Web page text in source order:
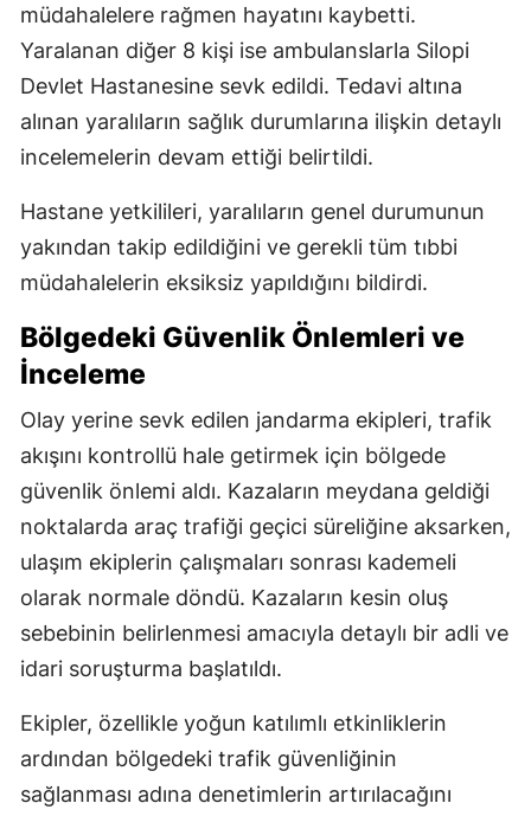
müdahalelere rağmen hayatını kaybetti.
Yaralanan diğer 8 kişi ise ambulanslarla Silopi
Devlet Hastanesine sevk edildi. Tedavi altına
alınan yaralıların sağlık durumlarına ilişkin detaylı
incelemelerin devam ettiği belirtildi.
Hastane yetkilileri, yaralıların genel durumunun
yakından takip edildiğini ve gerekli tüm tıbbi
müdahalelerin eksiksiz yapıldığını bildirdi.
Bölgedeki Güvenlik Önlemleri ve
İnceleme
Olay yerine sevk edilen jandarma ekipleri, trafik
akışını kontrollü hale getirmek için bölgede
güvenlik önlemi aldı. Kazaların meydana geldiği
noktalarda araç trafiği geçici süreliğine aksarken,
ulaşım ekiplerin çalışmaları sonrası kademeli
olarak normale döndü. Kazaların kesin oluş
sebebinin belirlenmesi amacıyla detaylı bir adli ve
idari soruşturma başlatıldı.
Ekipler, özellikle yoğun katılımlı etkinliklerin
ardından bölgedeki trafik güvenliğinin
sağlanması adına denetimlerin artırılacağını